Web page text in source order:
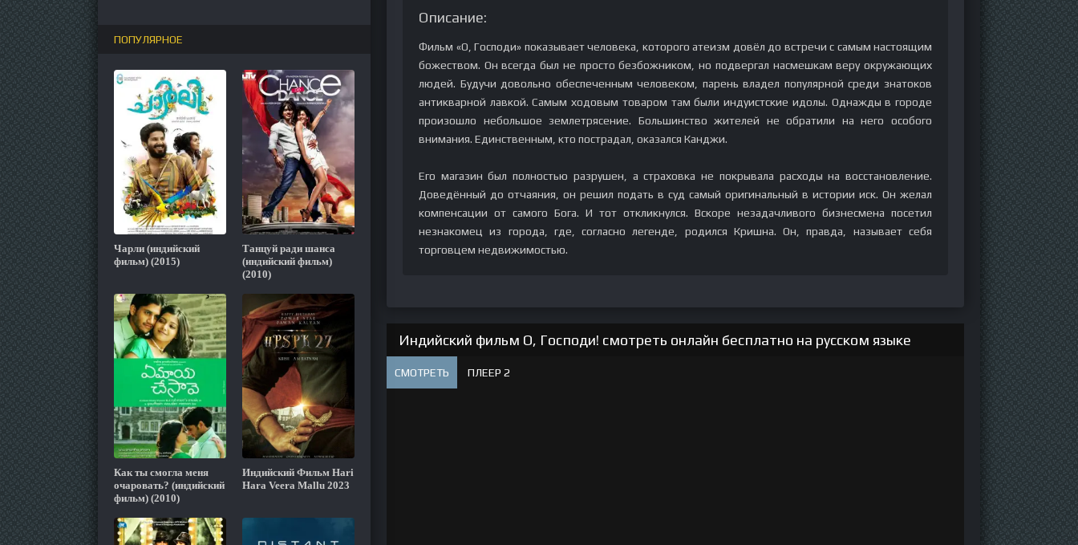
Описание:
Фильм «О, Господи» показывает человека, которого атеизм довёл до встречи с самым настоящим
божеством. Он всегда был не просто безбожником, но подвергал насмешкам веру окружающих
людей. Будучи довольно обеспеченным человеком, парень владел популярной среди знатоков
антикварной лавкой. Самым ходовым товаром там были индуистские идолы. Однажды в городе
произошло небольшое землетрясение. Большинство жителей не обратили на него особого
внимания. Единственным, кто пострадал, оказался Канджи.
Его магазин был полностью разрушен, а страховка не покрывала расходы на восстановление.
Доведённый до отчаяния, он решил подать в суд самый оригинальный в истории иск. Он желал
компенсации от самого Бога. И тот откликнулся. Вскоре незадачливого бизнесмена посетил
незнакомец из города, где, согласно легенде, родился Кришна. Он, правда, называет себя
торговцем недвижимостью.
Индийский фильм О, Господи! смотреть онлайн бесплатно на русском языке
СМОТРЕТЬ ПЛЕЕР 2
ПОПУЛЯРНОЕ
Чарли (индийский
фильм) (2015)
Танцуй ради шанса
(индийский фильм)
(2010)
Как ты смогла меня
очаровать? (индийский
фильм) (2010)
Индийский Фильм Hari
Hara Veera Mallu 2023